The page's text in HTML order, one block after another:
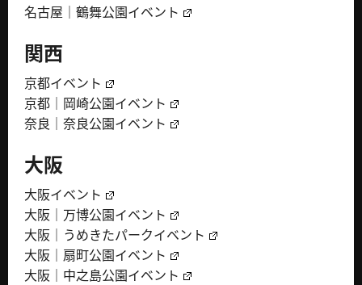
名古屋｜鶴舞公園イベント
関西
京都イベント
京都｜岡崎公園イベント
奈良｜奈良公園イベント
大阪
大阪イベント
大阪｜万博公園イベント
大阪｜うめきたパークイベント
大阪｜扇町公園イベント
大阪｜中之島公園イベント